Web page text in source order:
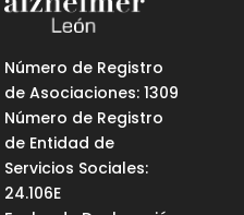
Número de Registro
de Asociaciones: 1309
Número de Registro
de Entidad de
Servicios Sociales:
24.106E